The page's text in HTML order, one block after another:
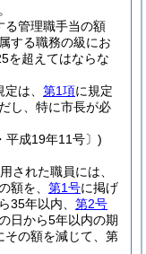
る管理職手当の額
する職務の級にお
を超えてはならな
は、 第1項に規定
し、特に市長が必
平成19年11号〕)
された職員には、
額を、 第1号に掲げ
35年以内、 第2号
日から5年以内の期
その額を減じて、第